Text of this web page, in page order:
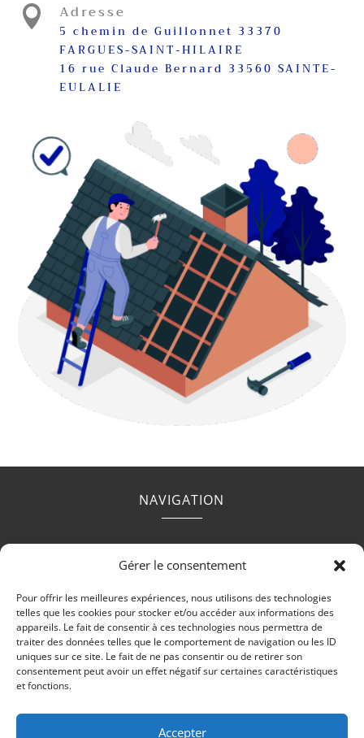
Gérer le consentement
Pour offrir les meilleures expériences, nous utilisons des technologies
telles que les cookies pour stocker et/ou accéder aux informations des
appareils. Le fait de consentir à ces technologies nous permettra de
traiter des données telles que le comportement de navigation ou les ID
uniques sur ce site. Le fait de ne pas consentir ou de retirer son
consentement peut avoir un effet négatif sur certaines caractéristiques
et fonctions.
Accepter
 Adresse
5 chemin de Guillonnet 33370
FARGUES-SAINT-HILAIRE
16 rue Claude Bernard 33560 SAINTE-
EULALIE
NAVIGATION
Accueil Contact Mentions légales
Secteurs
Plan du site
RÉALISATION